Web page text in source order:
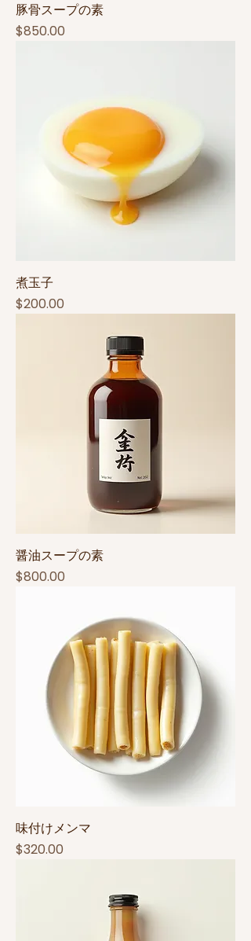
豚骨スープの素
Price
$850.00
煮玉子
Price
$200.00
醤油スープの素
Price
$800.00
味付けメンマ
Price
$320.00